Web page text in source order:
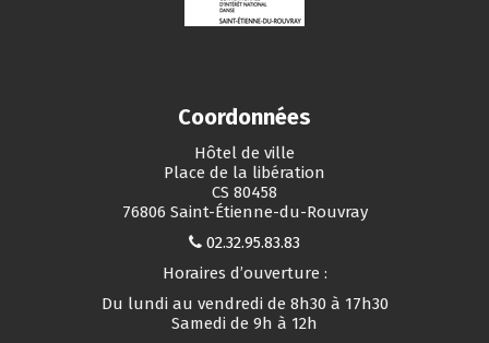
Coordonnées
Hôtel de ville
Place de la libération
CS 80458
76806 Saint-Étienne-du-Rouvray
02.32.95.83.83
Horaires d’ouverture :
Du lundi au vendredi de 8h30 à 17h30
Samedi de 9h à 12h